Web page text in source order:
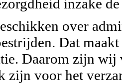
inzake de
over
Dat
Daarom zijn wij
zijn voor het